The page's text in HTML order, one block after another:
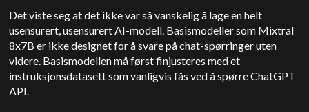
Det viste seg at det ikke var så vanskelig å lage en helt
usensurert, usensurert AI-modell. Basismodeller som Mixtral
8x7B er ikke designet for å svare på chat-spørringer uten
videre. Basismodellen må først finjusteres med et
instruksjonsdatasett som vanligvis fås ved å spørre ChatGPT
API.